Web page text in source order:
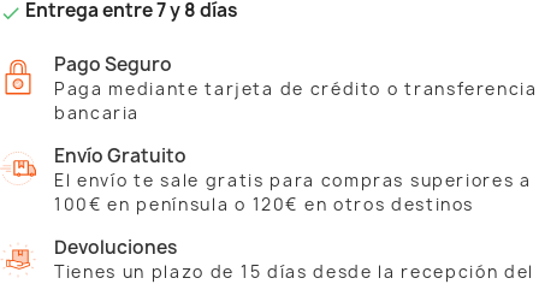
 Entrega entre 7 y 8 días
Pago Seguro
Paga mediante tarjeta de crédito o transferencia
bancaria
Envío Gratuito
El envío te sale gratis para compras superiores a
100€ en península o 120€ en otros destinos
Devoluciones
Tienes un plazo de 15 días desde la recepción del